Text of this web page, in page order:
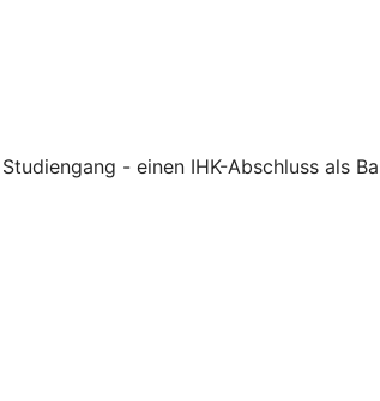
- einen IHK-Abschluss als